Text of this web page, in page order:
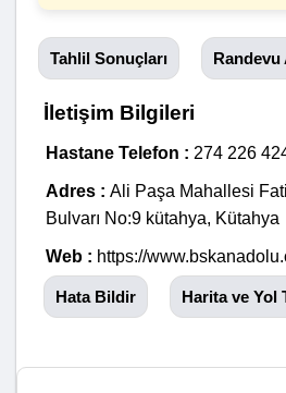
Tahlil Sonuçları Randevu
İletişim Bilgileri
Hastane Telefon : 274 226
Adres :Ali Paşa Mahallesi
Bulvarı No:9 kütahya, Kütahya
Web : https://
Hata Bildir Harita ve Yol